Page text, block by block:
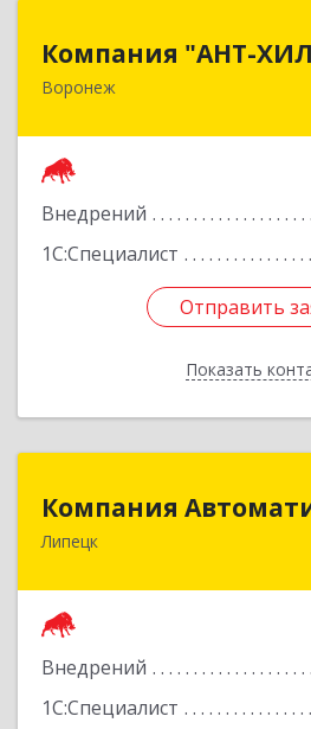
Компания "АНТ-
Воронеж
Внедрений
1С:Специалист
Отправить
Показать
394088, Воронежская обл,
Отправить
Назад
Компания
Липецк
Внедрений
1С:Специалист
398001, Липецкая обл,